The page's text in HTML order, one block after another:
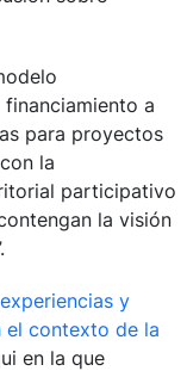
a
para proyectos
la
participativo
la visión
y
el contexto de la
en la que